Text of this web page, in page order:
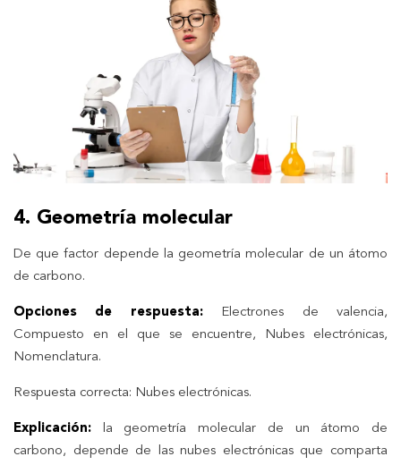
4. Geometría molecular
De que factor depende la geometría molecular de un átomo
de carbono.
Opciones de respuesta:
Electrones de valencia,
Compuesto en el que se encuentre, Nubes electrónicas,
Nomenclatura.
Respuesta correcta: Nubes electrónicas.
Explicación: la geometría molecular de un átomo de
carbono, depende de las nubes electrónicas que comparta